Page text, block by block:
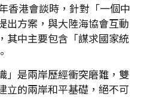
香港會談時，針對「一個中
出方案，與大陸海協會互動
其中主要包含「謀求國家統
」是兩岸歷經衝突磨難，雙
立的兩岸和平基礎，絕不可